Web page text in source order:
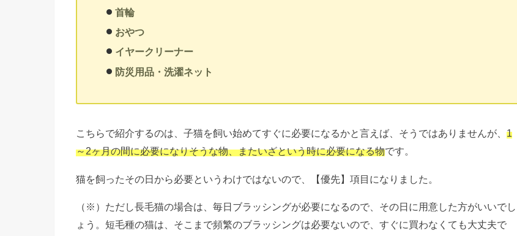
首輪
おやつ
イヤークリーナー
防災用品・洗濯ネット
こちらで紹介するのは、子猫を飼い始めてすぐに必要になるかと言えば、そうではありませんが、 1
～2ヶ月の間に必要になりそうな物、またいざという時に必要になる物です。
猫を飼ったその日から必要というわけではないので、【優先】項目になりました。
（※）ただし長毛猫の場合は、毎日ブラッシングが必要になるので、その日に用意した方がいいでし
ょう。短毛種の猫は、そこまで頻繁のブラッシングは必要ないので、すぐに買わなくても大丈夫で